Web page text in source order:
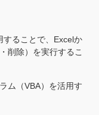
することで、Excelか
削除）を実行するこ
ム（VBA）を活用す